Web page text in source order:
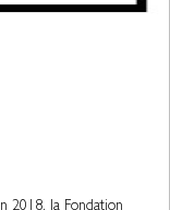
2018, la Fondation